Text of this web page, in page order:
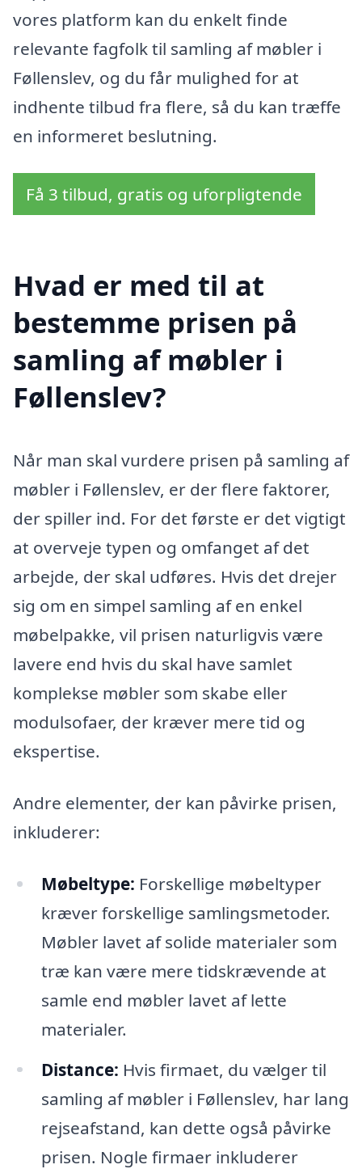
vores platform kan du enkelt finde
relevante fagfolk til samling af møbler i
Føllenslev, og du får mulighed for at
indhente tilbud fra flere, så du kan træffe
en informeret beslutning.
Få 3 tilbud, gratis og uforpligtende
Hvad er med til at
bestemme prisen på
samling af møbler i
Føllenslev?
Når man skal vurdere prisen på samling af
møbler i Føllenslev, er der flere faktorer,
der spiller ind. For det første er det vigtigt
at overveje typen og omfanget af det
arbejde, der skal udføres. Hvis det drejer
sig om en simpel samling af en enkel
møbelpakke, vil prisen naturligvis være
lavere end hvis du skal have samlet
komplekse møbler som skabe eller
modulsofaer, der kræver mere tid og
ekspertise.
Andre elementer, der kan påvirke prisen,
inkluderer:
Møbeltype: Forskellige møbeltyper
kræver forskellige samlingsmetoder.
Møbler lavet af solide materialer som
træ kan være mere tidskrævende at
samle end møbler lavet af lette
materialer.
Distance: Hvis firmaet, du vælger til
samling af møbler i Føllenslev, har lang
rejseafstand, kan dette også påvirke
prisen. Nogle firmaer inkluderer